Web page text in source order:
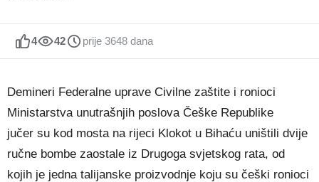
4 42 prije 3648 dana
Demineri Federalne uprave Civilne zaštite i ronioci
Ministarstva unutrašnjih poslova Češke Republike
jučer su kod mosta na rijeci Klokot u Bihaću uništili dvije
ručne bombe zaostale iz Drugoga svjetskog rata, od
kojih je jedna talijanske proizvodnje koju su češki ronioci